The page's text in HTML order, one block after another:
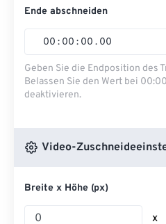
Ende abschneiden
00 : 00 : 00 . 00
Geben Sie die Endposition des
Belassen Sie den Wert bei
deaktivieren.
Video-
Breite x Höhe (px)
x